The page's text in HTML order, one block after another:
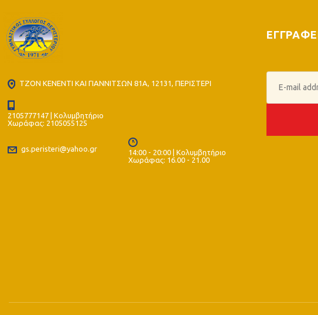
ΤΖΟΝ ΚΕΝΕΝΤΙ ΚΑΙ ΓΙΑΝΝΙΤΣΩΝ 81Α, 12131, ΠΕΡΙΣΤΕΡΙ
2105777147 | Κολυμβητήριο
Χωράφας: 2105055125
gs.peristeri@yahoo.gr
14:00 - 20:00 | Κολυμβητήριο
Χωράφας: 16.00 - 21.00